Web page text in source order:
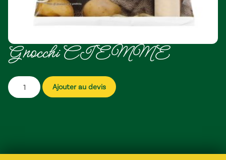
Gnocchi CIEMME
Ajouter au devis